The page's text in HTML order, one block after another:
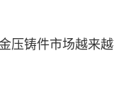
压铸件市场越来